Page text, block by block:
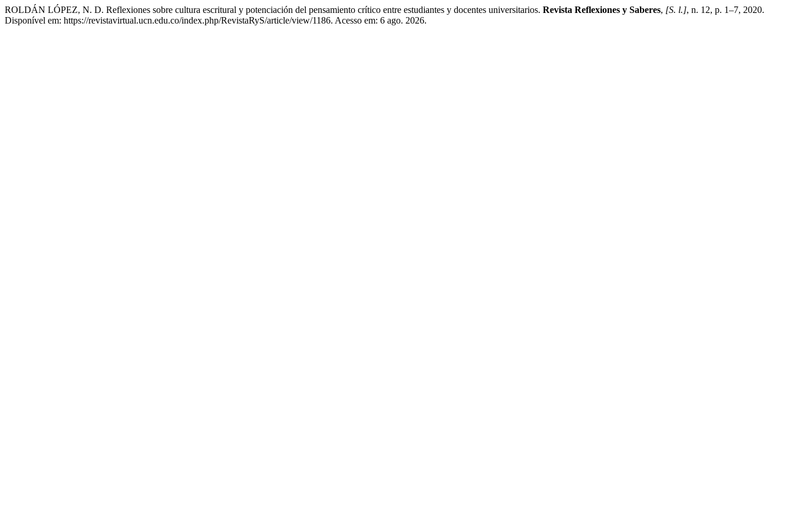
ROLDÁN LÓPEZ, N. D. Reflexiones sobre cultura escritural y potenciación del pensamiento crítico entre estudiantes y docentes universitarios. Revista Reflexiones y Saberes, [S. l.], n. 12, p. 1–7, 2020.
Disponível em: https://revistavirtual.ucn.edu.co/index.php/RevistaRyS/article/view/1186. Acesso em: 6 ago. 2026.